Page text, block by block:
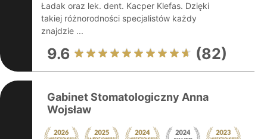
Ładak oraz lek. dent. Kacper Klefas. Dzięki
takiej różnorodności specjalistów każdy
znajdzie ...
9.6 (82)
Gabinet Stomatologiczny Anna
Wojsław